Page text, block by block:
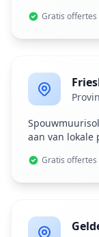
Gratis offertes
aan van lokale
Gratis offertes